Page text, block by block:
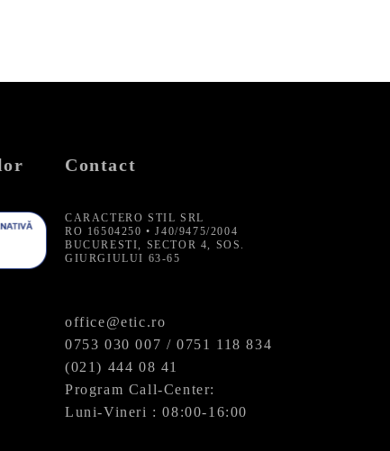
Contact
CARACTERO STIL SRL
RO 16504250 • J40/9475/2004
BUCURESTI, SECTOR 4, SOS.
GIURGIULUI 63-65
office@etic.ro
0753 030 007 / 0751 118 834
(021) 444 08 41
Program Call-Center:
Luni-Vineri : 08:00-16:00